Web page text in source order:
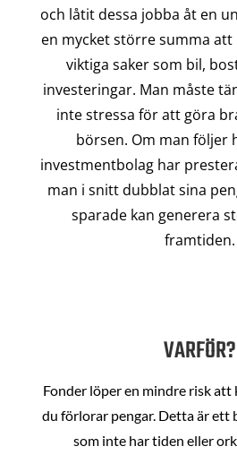
och låtit dessa jobba åt en
en mycket större summa
viktiga saker som bil,
investeringar. Man måste
inte stressa för att göra
börsen. Om man följer
investmentbolag har
man i snitt dubblat sina
sparade kan generera
framtiden.
VARFÖR?
Fonder löper en mindre risk att
du förlorar pengar. Detta är ett
som inte har tiden eller